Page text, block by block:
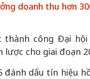
doanh thu hơn
thành công Đại
cho giai đoạn
đánh dấu tín hiệu